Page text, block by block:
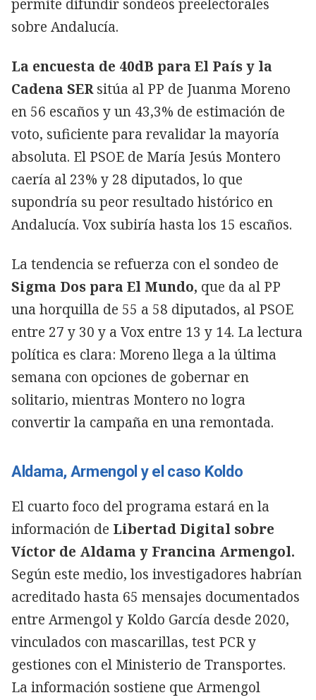
permite difundir sondeos preelectorales
sobre Andalucía.
La encuesta de 40dB para El País y la
Cadena SERsitúa al PP de Juanma Moreno
en 56 escaños y un 43,3% de estimación de
voto, suficiente para revalidar la mayoría
absoluta. El PSOE de María Jesús Montero
caería al 23% y 28 diputados, lo que
supondría su peor resultado histórico en
Andalucía. Vox subiría hasta los 15 escaños.
La tendencia se refuerza con el sondeo de
Sigma Dos para El Mundo, que da al PP
una horquilla de 55 a 58 diputados, al PSOE
entre 27 y 30 y a Vox entre 13 y 14. La lectura
política es clara: Moreno llega a la última
semana con opciones de gobernar en
solitario, mientras Montero no logra
convertir la campaña en una remontada.
Aldama, Armengol y el caso Koldo
El cuarto foco del programa estará en la
información de Libertad Digital sobre
Víctor de Aldama y Francina Armengol.
Según este medio, los investigadores habrían
acreditado hasta 65 mensajes documentados
entre Armengol y Koldo García desde 2020,
vinculados con mascarillas, test PCR y
gestiones con el Ministerio de Transportes.
La información sostiene que Armengol